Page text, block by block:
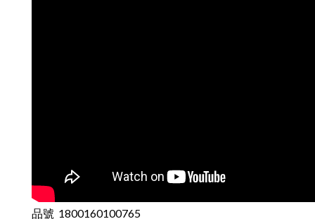
品號 1800160100765